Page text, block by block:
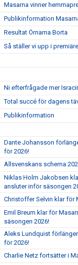
Masarna vinner
Publikinformation
Resultat Örnarna Borta
Så ställer vi upp i
Ni efterfrågade mer
Total succé för dagens
Publikinformation
Dante Johansson
för 2026!
Allsvenskans schema
Niklas Holm Jakobsen
ansluter inför säsongen
Christoffer Selvin klar för
Emil Breum klar för
säsongen 2026!
Aleks Lundquist
för 2026!
Charlie Netz fortsätter i